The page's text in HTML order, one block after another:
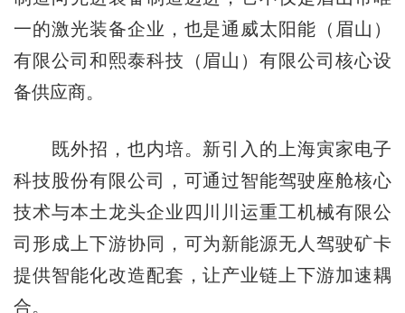
一的激光装备企业，也是通威太阳能（眉山）
有限公司和熙泰科技（眉山）有限公司核心设
备供应商。
既外招，也内培。新引入的上海寅家电子
科技股份有限公司，可通过智能驾驶座舱核心
技术与本土龙头企业四川川运重工机械有限公
司形成上下游协同，可为新能源无人驾驶矿卡
提供智能化改造配套，让产业链上下游加速耦
合。